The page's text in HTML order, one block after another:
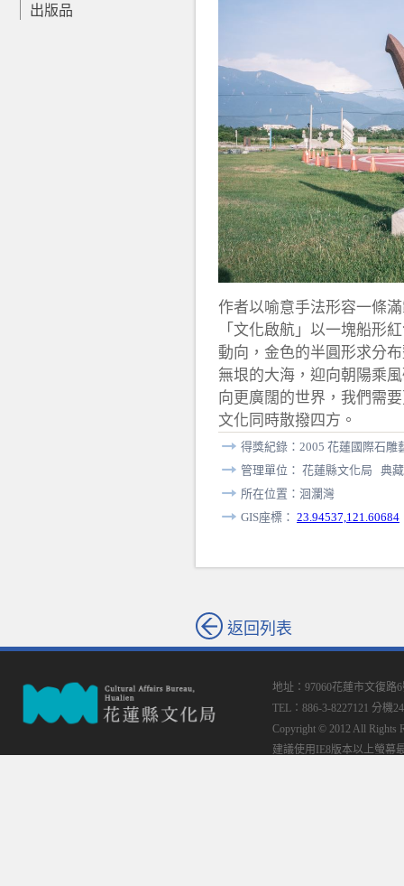
出版品
作者以喻意手法形容一條
「文化啟航」以一塊船形
動向，金色的半圓形求分
無垠的大海，迎向朝陽乘
向更廣闊的世界，我們需
文化同時散撥四方。
得獎紀錄：2005 花蓮國際石雕
管理單位： 花蓮縣文化局 典藏
所在位置：洄瀾灣
GIS座標： 23.94537,121.60684
返回列表
地址：97060花蓮市文復路
TEL：886-3-8227121 分機
Copyright © 2012 All Rights
建議使用IE8版本以上螢幕